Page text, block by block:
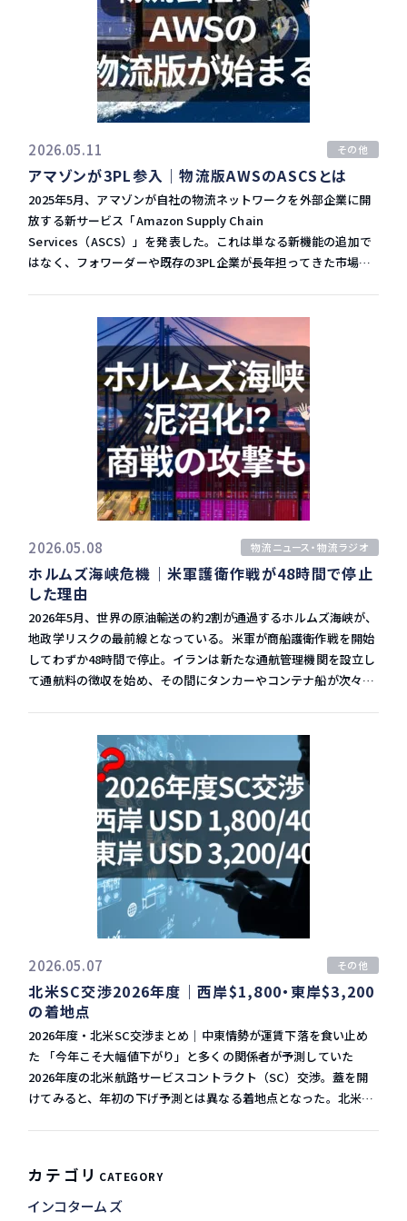
加コストが本格的に船社業績を圧迫する見込みである。中東情勢
の長期化でサーチャージによるコスト転嫁が進めば、荷主の輸送
コスト負担が急増し、最終的には消費者価格にも影響が及ぶ可能
性が高い。 船社各社は短期的なコスト増への対応に追われる一方
で、中長期的な航路網の再編や効率化投資も迫られており、業界
再編の動きも加速する可能性がある。地政学リスクの常態化を前
状況と言えるだろう。
の安全は確認している」と強調 荷主が知るべきコスト転嫁の現実
——運賃とサーチャージの動向 月5億ドルものコスト増を船社が
すべて自己負担し続けることは現実的ではない。マースクはすで
に運賃やサーチャージを通じた価格転嫁を進めており、クラーク
CEOは「短期運賃の上昇やサーチャージなどを通じて回収できて
いる」と明かす。 荷主にとって具体的に影響が出やすいのは以下
金）：燃料価格に連動して変動する基本的な附加料金- EBS（緊
急燃料サーチャージ）：急激な燃料高騰時に追加される臨時料
金- 喜望峰迂回に伴う附加料金：航路変更による追加コストの転
嫁 短期的な燃料供給については、船舶搭載分と陸上貯蔵施設の在
庫を合わせ、今後1四半期（約3ヵ月）分をすでに確保済みとのこ
とだが、それ以降の燃料油価格が高止まりした場合、サーチャー
料金の動向を注視する必要がある。 減速航海と紅海再開——二つ
の出口戦略とその意味 コスト圧力への対応策として、マースクが
描く方向性は大きく二つある。 ① 減速航海（スロー・スチーミ
ング）の導入 クラークCEOは「燃料油コストの上昇は、減速運航
の新たな波を引き起こすと考えている」と述べている。現在の長
距離航路での平均航行速度は約16〜17ノットだが、これを14.5〜
15ノット程度に抑えることで燃料消費を大幅に削減できる。「現
在の燃料油価格を考えると、かなりプラスの効果がある」とCEO
自身が認めるほど、経済合理性は高い。 ただし、減速航海には一
つの副作用がある。同じ輸送量をこなすためにより多くの船舶が
必要になるため、船腹の配置戦略を同時に再構築しなければなら
に比べて燃料消費量が大幅に削減できる。さらに「一部サービス
の紅海通航再開によって確保できた船腹量を、減速運航に再投入
できる可能性が出てくる」とCEOは述べており、紅海再開×減速
航海の組み合わせによる効率化シナリオを描いている。現時点で
は安全確保が最優先であり、情勢次第での段階的再開が視野に入
っている。 350万TEUの供給過剰リスク——中長期的な運賃水準
への影響 業界全体を見渡すと、より構造的な問題も浮かび上が
がすでに生じているという。 さらに深刻なのは、喜望峰迂回航路
によって現在は約200万TEU分の船腹量が事実上「吸収」されて
いるという点だ。仮に紅海通航が正常化した場合、この200万
TEUが一気に市場に戻り、合計で最大350万TEUの供給過剰とな
るリスクがある。加えて、来年以降は新造コンテナ船の竣工が再
び増加する見通しで、供給圧力はさらに高まる。 業界が描く三つ
の対応策：- 減速航海の普及：業界全体での実施により100万〜
150万TEU相当の供給を吸収できる可能性- 高齢船のスクラップ促
進：老朽船を廃船にすることで需給バランスを回復- 規律ある供
給管理：各船社が過当競争を避け、市場全体の安定を維持 クラー
クCEOは「規律を守れば対応可能な規模だと考えている」として
荷主の立場からは、スポット運賃と長期契約の組み合わせを慎重
に検討する局面が続きそうだ。 --- 燃料高騰・中東情勢・供給過
剰という複合的な課題の中で、マースクが描く戦略は業界全体の
ゆくえを映し出している。これらの動向は、日々の運賃交渉や輸
送条件の見直しに直結する問題だ。自社の物流コスト管理や最適
な運賃戦略についてお悩みの方は、ぜひHPS CONNECTにご相談
ください。最新の市況情報をもとに、貴社に合った輸送プランを
な影響要因として挙げられるのがイランとの戦争だ。すでに開戦
から3ヶ月目に突入したこの紛争は、世界経済の不確実性を急速
に高めている。 NRFの供給チェーン担当副会長ジョナサン・ゴー
ルド氏は次のように述べている。 > 「イランとの紛争が引き起こ
す世界経済の不確実性により、インフレが上昇し、消費者信頼感
悪化はホルムズ海峡の通行にも影響しており、船舶への攻撃リス
クが顕在化している。こうした状況のなかで、小売業者が積極的
に在庫を積み増す判断を下せないのは当然の帰結といえる。 さら
に消費者マインドの悪化も深刻だ。5月8日に発表されたミシガン
大学の消費者信頼感指数は、過去最低の48.2（4月比▲1.6ポイン
ト）を記録。調査では回答者の約3分の1がガソリン価格を自発的
るまでは、消費者心理が大きく改善する見込みは薄い」と述べて
おり、短期的な回復は期待しにくい状況だ。 今起きていることの
ポイント：- イランとの戦争が世界経済の不確実性を増幅- 消費者
信頼感指数が過去最低の48.2まで低下- 在庫を持つこと自体がリ
スクになる経営環境が定着 数字の罠に注意｜小売売上高と輸入需
要は別物 ここで一点、注意が必要なデータがある。米国商務省に
よれば、3月の米国小売売上高は前月比1.7%増の7,521億ドルと
好調に見える。しかしその主な押し上げ要因はガソリン価格の急
騰だ。 ガソリン代がいくら上昇しても、それはコンテナで輸入さ
れる商品ではない。つまり、小売売上高が増加しているからとい
同様に、NRFが予測する5〜6月の輸入は「前年比でわずかにプラ
ス」とされているが、これは比較対象が弱いことによる見かけ上
の好調に過ぎない。2025年の5〜6月は、トランプ政権が広範な関
税を導入した直後で輸入が急落していた時期であり、その低い基
準値との比較だからプラスに見えているだけだ。 数字を読む際に
意識すべき点：- 小売売上高の内訳（ガソリン・サービス vs 輸入
商品）を必ず確認する- 前年比は「比較基準の強弱」によって大
かけのプラスが剥がれる7月以降、市場の実態はどう推移するの
か。NRFの月別予測は次の通りだ。 | 月 | 予測TEU | 前年比 || 7月
| 220万TEU | ▲約8% || 8月 | 219万TEU | ▲5.5% || 9月 | 208万
TEU | ▲1.3% | 特に注目すべきは9月だ。例年であれば9月はホリ
デーシーズン向け仕入れが集中する「ピークシーズンの核心」に
当たる月だが、今年は2026年の中でも「最も弱い月のひとつ」と
位置づけられている。 フォワーダー大手MTSロジスティクスの輸
入担当エグゼクティブバイスプレジデント、セルカン・カヴァス
氏もこう断言している。 > 「もう従来型のピークシーズンはな
い。2〜3ヶ月間、前年比でプラスになる月はあるかもしれない
同じ声を聞いている。」 これは悲観論ではなく、市場の構造変化
を現場で体感している実務者の証言として重く受け止めるべき
だ。 需要低迷なのに能力増強｜船社の動きと運賃への影響 ここ
で注目すべき矛盾がある。需要が低迷しているにもかかわらず、
コンテナ船会社はアジア〜米国間の太平洋横断航路への投入能力
を積極的に増やしている。 eeSea社のデータによれば：- 5月：
約200万TEU（前年比+25%）- 6月：213万TEU- 7月：220万TEU
ある。市場が縮小する局面だからこそ、スペースを確保すること
で荷主を引き留めようとする動機が働く。また、一度減便すると
2026.05.11 その他
アマゾンが3PL参入｜物流版AWSのASCSとは
2025年5月、アマゾンが自社の物流ネットワークを外部企業に開
放する新サービス「Amazon Supply Chain
Services（ASCS）」を発表した。これは単なる新機能の追加で
はなく、フォワーダーや既存の3PL企業が長年担ってきた市場
ンフラの外販によって業界の構造を塗り替えようとしている。本
稿では、ASCSの概要・サービス内容・競合への影響・日本の物
流業界への示唆を整理する。 ASCSとは何か｜アマゾンが打ち出
した物流の外販サービス 2026年5月4日、アマゾンは「Amazon
Supply Chain Services（ASCS）」の開始を正式に発表した。
同サービスは、アマゾンが自社EC事業を支えるために構築してき
た物流ネットワーク——貨物輸送・在庫保管・フルフィルメン
ト・小口輸送——を一体として外部企業に提供するものだ。 最大
のポイントは、対象がアマゾンのマーケットプレイス出品者に限
らない点である。小売・製造・ヘルスケア・自動車など、あらゆ
第三者向け物流サービス、すなわち3PL事業に参入したことを意
味する。 ASCS担当のピーター・ラーセン・バイスプレジデント
は次のように明言している。「クラウドコンピューティング分野
でAWSが行ってきたように、数十年にわたって実証してきたサプ
ライチェーンサービスのインフラ・知見・規模を世界中の企業に
提供していく」。AWSとまったく同じ発想——自社事業のために
構築したインフラを外販し、新たな市場を創る——を物流で再現
過去3年間で、数十万の出品者向けに数億個の貨物輸送・保管・
配送を手掛けてきた実績を持つ。この巨大なオペレーションをそ
のまま外部企業向けに開放するのがASCSである。 サービスの対
象範囲も大幅に拡大された。 自社ECサイト経由の注文他のECマ
ーケットプレイス（Amazon以外を含む）SNS経由の販売実店舗
向けの補充 複数の販売チャネルを持つ企業の物流を、アマゾンの
ネットワーク一本で一括して引き受ける体制が整った。すでに
P&G・3M・ランズエンド・アメリカンイーグルといった大手企
業が先行導入しており、製造業から小売業まで幅広い業種で実用
化が進んでいる。 サービスの3本柱｜貨物輸送・フルフィルメン
送（Freight） 鉄道を含む陸・海・空のすべての輸送モードをカ
バーする。アマゾンが保有・活用する8万台以上のトレーラー・2
万4,000基以上のコンテナ・100機以上の航空機のネットワークに
アクセスできる。通関手続きの簡素化・輸送可視化・時間厳守輸
送といった付加価値オプションも提供される。 2. 配送・フルフィ
ルメント（Distribution and Fulfilment） 海外からの輸入在庫
の保管需要地に近接した在庫配置複数販売チャネルへの出荷を単
大きな訴求力となる。 3. 小口輸送（Parcel Shipping） 2〜5日の
配送リードタイム・週7日配送集荷・持ち込みの両対応ラベル作
2026.05.08 物流ニュース・物流ラジオ
ホルムズ海峡危機｜米軍護衛作戦が48時間で停止
した理由
2026年5月、世界の原油輸送の約2割が通過するホルムズ海峡が、
地政学リスクの最前線となっている。米軍が商船護衛作戦を開始
してわずか48時間で停止。イランは新たな通航管理機関を設立し
て通航料の徴収を始め、その間にタンカーやコンテナ船が次々と
か、時系列に沿って整理する。 動画視聴はこちら 48時間で停止
した米軍護衛作戦「プロジェクト・フリーダム」 トランプ大統領
は2026年5月3日、米艦艇がホルムズ海峡通航船を護衛する作戦
「プロジェクト・フリーダム」の開始を発表。翌5月4日の現地時
間朝に作戦が始まった。イランによる実質的な通航制限に対し、
米国が軍事力で航行の自由を保証しようとする試みだった。 しか
し約2日後の5月6日、トランプ大統領は「イランとの間で合意に
向けた大きな進展があった」として計画を短期間停止すると発表
し、合意の最終決定を注視するとした。 この急展開に、国際海運
業界はすぐに反応した。国際海運団体BIMCOのヤコブ・ラーセン
驚いた」 と表明。あわせて「イランとの調整なしの通航には大き
なリスクが伴う」と強く警告している。 > 作戦の開始・停止があ
まりにも唐突で、船主・船社が対応を組み立てようにも判断基準
が次々と変わってしまう。これが現場にとって最も困難な状況
だ。 イラン「ペルシャ湾海峡局」の設立と船主が直面するジレン
マ 米国の計画停止発表直前の5月5日、イラン国営メディアは新機
関「ペルシャ湾海峡局」の設立を報じた。この機関を通じ、船主
り、船主は以下の深刻なジレンマに直面している。 通航料を支払
う場合：米国の制裁対象となるリスクがある支払わない場合：イ
2026.05.07 その他
北米SC交渉2026年度｜西岸$1,800・東岸$3,200
の着地点
2026年度・北米SC交渉まとめ｜中東情勢が運賃下落を食い止め
た 「今年こそ大幅値下がり」と多くの関係者が予測していた
2026年度の北米航路サービスコントラクト（SC）交渉。蓋を開
けてみると、年初の下げ予測とは異なる着地点となった。北米西
ぜ生まれたか 2026年度SC交渉の開幕前、市場参加者の多くが運
賃下落を見込んでいた。その背景には主に二つの要因がある。 ス
カテゴリ CATEGORY
インコタームズ